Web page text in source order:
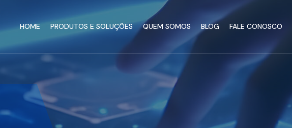
HOME PRODUTOS E SOLUÇÕES QUEM SOMOS BLOG FALE CONOSCO